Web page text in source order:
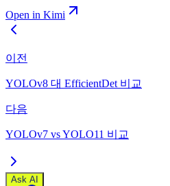
Open in Kimi
이전
YOLOv8 대 EfficientDet 비교
다음
YOLOv7 vs YOLO11 비교
Ask AI